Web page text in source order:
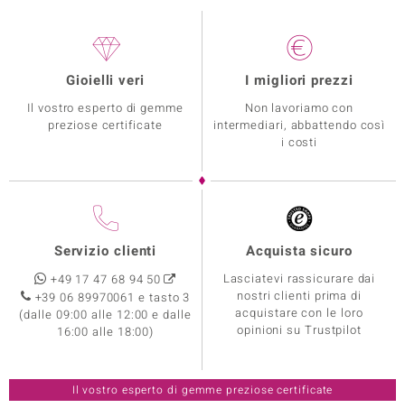
Gioielli veri
Il vostro esperto di gemme
preziose certificate
I migliori prezzi
Non lavoriamo con
intermediari, abbattendo così
i costi
Servizio clienti
+49 17 47 68 94 50
+39 06 89970061 e tasto 3
(dalle 09:00 alle 12:00 e dalle
16:00 alle 18:00)
Acquista sicuro
Lasciatevi rassicurare dai
nostri clienti prima di
acquistare con le loro
opinioni su Trustpilot
Il vostro esperto di gemme preziose certificate